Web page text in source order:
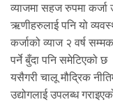
व्याजमा सहज रुपमा कर्जा
ऋणीहरुलाई पनि यो
कर्जाको व्याज २ वर्ष
पर्ने बुँदा पनि समेटिएको छ
यसैगरी चालू मौद्रिक
उद्योगलाई उपलब्ध